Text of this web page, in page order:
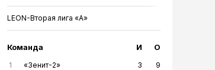
LEON-Вторая лига «А»
Команда И О
1 «Зенит-2» 3
9